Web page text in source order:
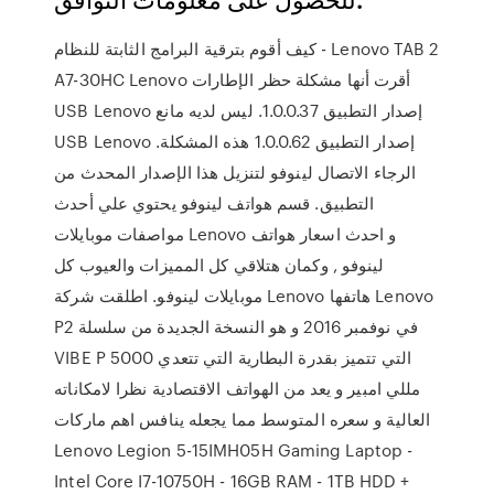
كيف أقوم بترقية البرامج الثابتة للنظام - Lenovo TAB 2
A7-30HC Lenovo أقرت أنها مشكلة حظر الإطارات
USB Lenovo إصدار التطبيق 1.0.0.37. ليس لديه مانع
USB Lenovo إصدار التطبيق 1.0.0.62 هذه المشكلة.
الرجاء الاتصال لينوفو لتنزيل هذا الإصدار المحدث من
التطبيق. قسم هواتف لينوفو يحتوي علي أحدث
مواصفات موبايلات Lenovo و احدث اسعار هواتف
لينوفو , وكمان هتلاقي كل المميزات والعيوب كل
موبايلات لينوفو. اطلقت شركة Lenovo هاتفها Lenovo
P2 في نوفمبر 2016 و هو النسخة الجديدة من سلسلة
VIBE P التي تتميز بقدرة البطارية التي تتعدي 5000
مللي امبير و يعد من الهواتف الاقتصادية نظرا لامكاناته
العالية و سعره المتوسط مما يجعله ينافس اهم ماركات
Lenovo Legion 5-15IMH05H Gaming Laptop -
Intel Core I7-10750H - 16GB RAM - 1TB HDD +